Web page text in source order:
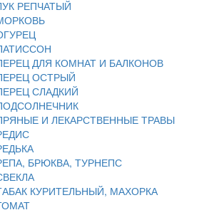
РЕПЧАТЫЙ
ДЛЯ КОМНАТ И БАЛКОНОВ
ОСТРЫЙ
СЛАДКИЙ
И ЛЕКАРСТВЕННЫЕ ТРАВЫ
БРЮКВА, ТУРНЕПС
КУРИТЕЛЬНЫЙ, МАХОРКА